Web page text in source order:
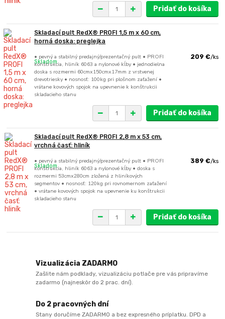
Pridať do košíka
Skladací pult RedX® PROFI 1,5 m x 60 cm,
horná doska: preglejka
• pevný a stabilný predajný/prezentačný pult • PROFI
konštrukcia, hliník 6063 a nylonové kĺby • jednodielna
doska s rozmermi 60cmx150cmx17mm z vrstvenej
drevotriesky • nosnosť: 100kg pri plošnom zaťažení •
vrátane kovových spojok na upevnenie k konštrukcii
skladacieho stanu
209 €/ks
Skladom
Pridať do košíka
Skladací pult RedX® PROFI 2,8 m x 53 cm,
vrchná časť: hliník
• pevný a stabilný predajný/prezentačný pult • PROFI
konštrukcia, hliník 6063 a nylonové kĺby • doska s
rozmermi 53cmx280cm zložená z hliníkových
segmentov • nosnosť: 120kg pri rovnomernom zaťažení
• vrátane kovových spojok na upevnenie ku konštrukcii
skladacieho stanu
389 €/ks
Skladom
Pridať do košíka
Vizualizácia ZADARMO
Zašlite nám podklady, vizualizáciu potlače pre vás pripravíme
zadarmo (najneskôr do 2 prac. dní).
Do 2 pracovných dní
Stany doručíme ZADARMO a bez expresného príplatku. DPD a